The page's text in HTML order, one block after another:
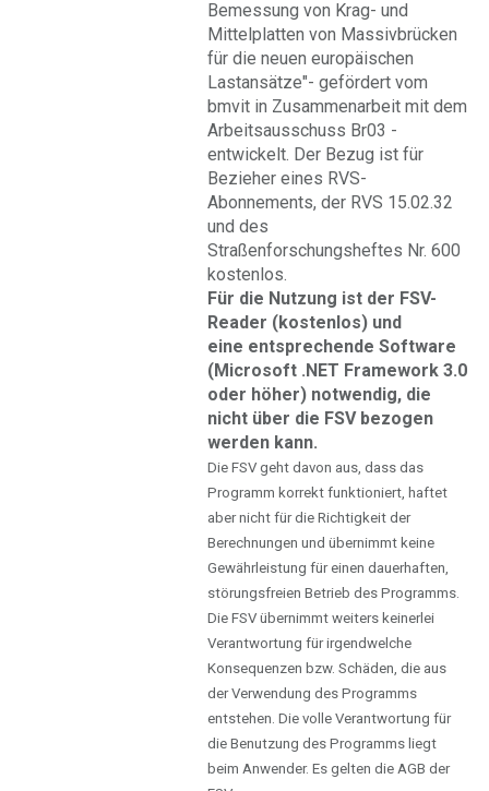
Bemessung von Krag- und
Mittelplatten von Massivbrücken
für die neuen europäischen
Lastansätze"- gefördert vom
bmvit in Zusammenarbeit mit dem
Arbeitsausschuss Br03 -
entwickelt. Der Bezug ist für
Bezieher eines RVS-
Abonnements, der RVS 15.02.32
und des
Straßenforschungsheftes Nr. 600
kostenlos.
Für die Nutzung ist der FSV-
Reader (kostenlos) und
eine entsprechende Software
(Microsoft .NET Framework 3.0
oder höher) notwendig, die
nicht über die FSV bezogen
werden kann.
Die FSV geht davon aus, dass das
Programm korrekt funktioniert, haftet
aber nicht für die Richtigkeit der
Berechnungen und übernimmt keine
Gewährleistung für einen dauerhaften,
störungsfreien Betrieb des Programms.
Die FSV übernimmt weiters keinerlei
Verantwortung für irgendwelche
Konsequenzen bzw. Schäden, die aus
der Verwendung des Programms
entstehen. Die volle Verantwortung für
die Benutzung des Programms liegt
beim Anwender. Es gelten die AGB der